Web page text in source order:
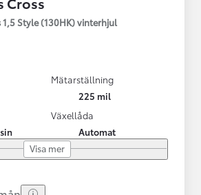
1,5 Style (130HK) vinterhjul
Mätarställning
225 mil
Växellåda
Automat
Visa mer